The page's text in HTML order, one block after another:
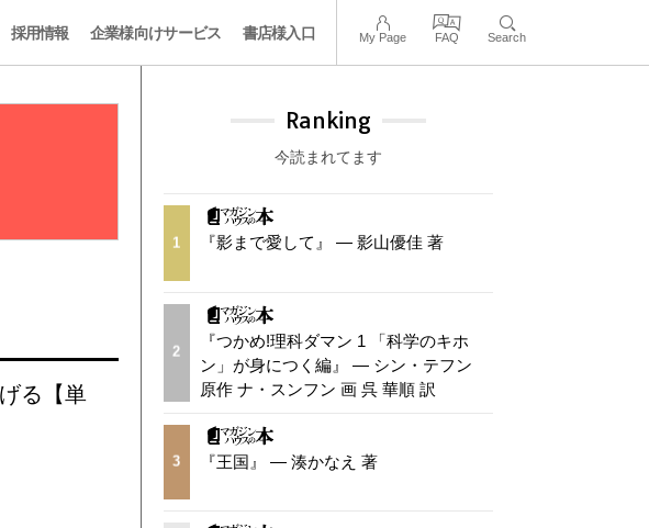
採用情報 企業様向けサービス 書店様入口 My Page FAQ Search
る【単
Ranking
今読まれてます
1 『影まで愛して』 — 影山優佳 著
2
『つかめ!理科ダマン 1 「科学のキホ
ン」が身につく編』 — シン・テフン
原作 ナ・スンフン 画 呉 華順 訳
3 『王国』 — 湊かなえ 著